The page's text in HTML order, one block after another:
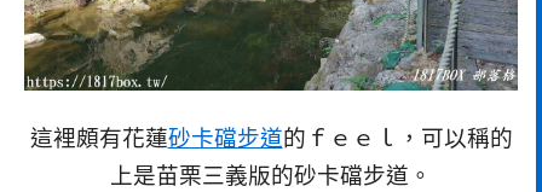
這裡頗有花蓮砂卡礑步道的ｆｅｅｌ，可以稱的
上是苗栗三義版的砂卡礑步道。